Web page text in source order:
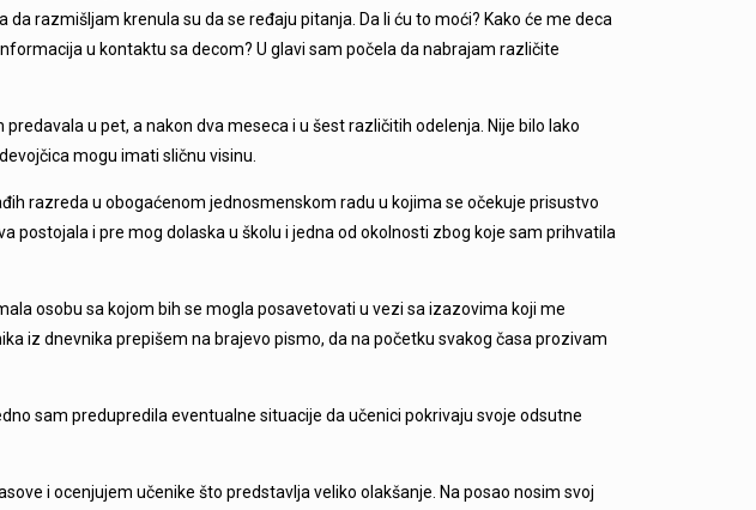
razmišljam krenula su da se ređaju pitanja. Da li ću to moći? Kako će me deca
u kontaktu sa decom? U glavi sam počela da nabrajam različite
u pet, a nakon dva meseca i u šest različitih odelenja. Nije bilo lako
mogu imati sličnu visinu.
razreda u obogaćenom jednosmenskom radu u kojima se očekuje prisustvo
postojala i pre mog dolaska u školu i jedna od okolnosti zbog koje sam prihvatila
osobu sa kojom bih se mogla posavetovati u vezi sa izazovima koji me
iz dnevnika prepišem na brajevo pismo, da na početku svakog časa prozivam
sam predupredila eventualne situacije da učenici pokrivaju svoje odsutne
i ocenjujem učenike što predstavlja veliko olakšanje. Na posao nosim svoj